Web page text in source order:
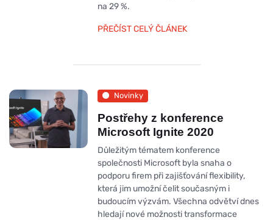
na 29 %.
PŘEČÍST CELÝ ČLÁNEK
Novinky
Postřehy z konference
Microsoft Ignite 2020
Důležitým tématem konference
společnosti Microsoft byla snaha o
podporu firem při zajišťování flexibility,
která jim umožní čelit současným i
budoucím výzvám. Všechna odvětví dnes
hledají nové možnosti transformace